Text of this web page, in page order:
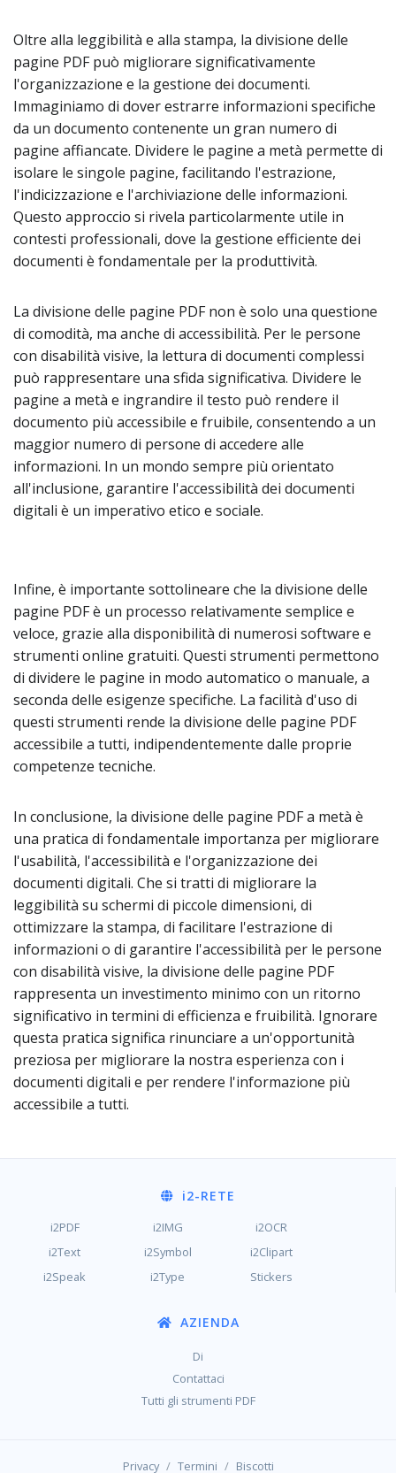
Oltre alla leggibilità e alla stampa, la divisione delle
pagine PDF può migliorare significativamente
l'organizzazione e la gestione dei documenti.
Immaginiamo di dover estrarre informazioni specifiche
da un documento contenente un gran numero di
pagine affiancate. Dividere le pagine a metà permette di
isolare le singole pagine, facilitando l'estrazione,
l'indicizzazione e l'archiviazione delle informazioni.
Questo approccio si rivela particolarmente utile in
contesti professionali, dove la gestione efficiente dei
documenti è fondamentale per la produttività.
La divisione delle pagine PDF non è solo una questione
di comodità, ma anche di accessibilità. Per le persone
con disabilità visive, la lettura di documenti complessi
può rappresentare una sfida significativa. Dividere le
pagine a metà e ingrandire il testo può rendere il
documento più accessibile e fruibile, consentendo a un
maggior numero di persone di accedere alle
informazioni. In un mondo sempre più orientato
all'inclusione, garantire l'accessibilità dei documenti
digitali è un imperativo etico e sociale.
Infine, è importante sottolineare che la divisione delle
pagine PDF è un processo relativamente semplice e
veloce, grazie alla disponibilità di numerosi software e
strumenti online gratuiti. Questi strumenti permettono
di dividere le pagine in modo automatico o manuale, a
seconda delle esigenze specifiche. La facilità d'uso di
questi strumenti rende la divisione delle pagine PDF
accessibile a tutti, indipendentemente dalle proprie
competenze tecniche.
In conclusione, la divisione delle pagine PDF a metà è
una pratica di fondamentale importanza per migliorare
l'usabilità, l'accessibilità e l'organizzazione dei
documenti digitali. Che si tratti di migliorare la
leggibilità su schermi di piccole dimensioni, di
ottimizzare la stampa, di facilitare l'estrazione di
informazioni o di garantire l'accessibilità per le persone
con disabilità visive, la divisione delle pagine PDF
rappresenta un investimento minimo con un ritorno
significativo in termini di efficienza e fruibilità. Ignorare
questa pratica significa rinunciare a un'opportunità
preziosa per migliorare la nostra esperienza con i
documenti digitali e per rendere l'informazione più
accessibile a tutti.
i2-RETE
i2PDF i2IMG
i2OCR
i2Text
i2Symbol
i2Clipart
i2Speak
i2Type Stickers
AZIENDA
Di
Contattaci
Tutti gli strumenti PDF
Privacy / Termini / Biscotti